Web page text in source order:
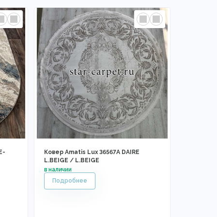
Ковер Amatis Lux 36567A DAIRE
L.BEIGE / L.BEIGE